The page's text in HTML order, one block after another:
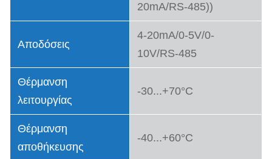
20mA/RS-485))
Αποδόσεις
4-20mA/0-5V/0-
10V/RS-485
Θέρμανση
λειτουργίας
-30...+70°C
Θέρμανση
αποθήκευσης
-40...+60°C